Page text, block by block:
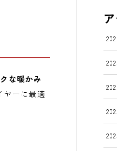
な暖かみ
ヤーに最適